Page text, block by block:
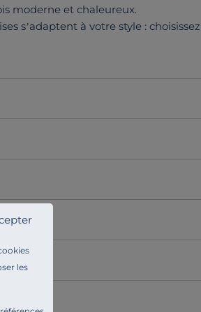
les
moderne et chaleureux.
s’adaptent à votre style :
facile dans tout type de